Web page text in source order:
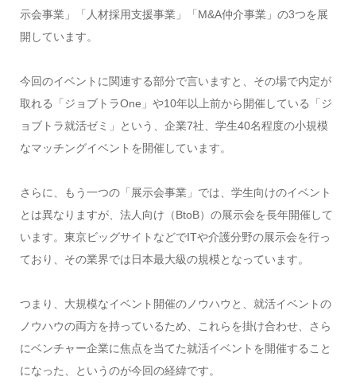
示会事業」「人材採用支援事業」「M&A仲介事業」の3つを展
開しています。
今回のイベントに関連する部分で言いますと、その場で内定が
取れる「ジョブトラOne」や10年以上前から開催している「ジ
ョブトラ就活ゼミ」という、企業7社、学生40名程度の小規模
なマッチングイベントを開催しています。
さらに、もう一つの「展示会事業」では、学生向けのイベント
とは異なりますが、法人向け（BtoB）の展示会を長年開催して
います。東京ビッグサイトなどでITや介護分野の展示会を行っ
ており、その業界では日本最大級の規模となっています。
つまり、大規模なイベント開催のノウハウと、就活イベントの
ノウハウの両方を持っているため、これらを掛け合わせ、さら
にベンチャー企業に焦点を当てた就活イベントを開催すること
になった、というのが今回の経緯です。